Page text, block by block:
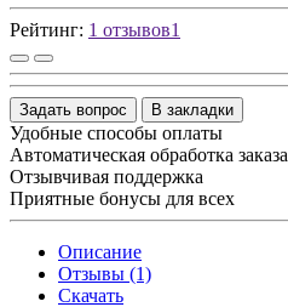
Рейтинг: 1 отзывов1
Задать вопрос В закладки
Удобные способы оплаты
Автоматическая обработка заказа
Отзывчивая поддержка
Приятные бонусы для всех
Описание
Отзывы (1)
Скачать